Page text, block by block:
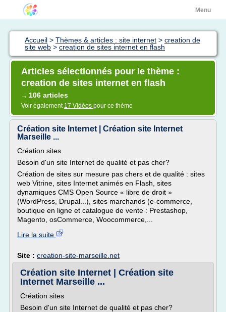
Menu
Accueil > Thèmes & articles : site internet > creation de
site web > creation de sites internet en flash
Articles sélectionnés pour le thème :
creation de sites internet en flash
→ 106 articles
Voir également 17 Vidéos pour ce thème
Création site Internet | Création site Internet
Marseille ...
Création sites
Besoin d'un site Internet de qualité et pas cher?
Création de sites sur mesure pas chers et de qualité : sites
web Vitrine, sites Internet animés en Flash, sites
dynamiques CMS Open Source « libre de droit »
(WordPress, Drupal...), sites marchands (e-commerce,
boutique en ligne et catalogue de vente : Prestashop,
Magento, osCommerce, Woocommerce,...
Lire la suite
Site : creation-site-marseille.net
Création site Internet | Création site
Internet Marseille ...
Création sites
Besoin d'un site Internet de qualité et pas cher?